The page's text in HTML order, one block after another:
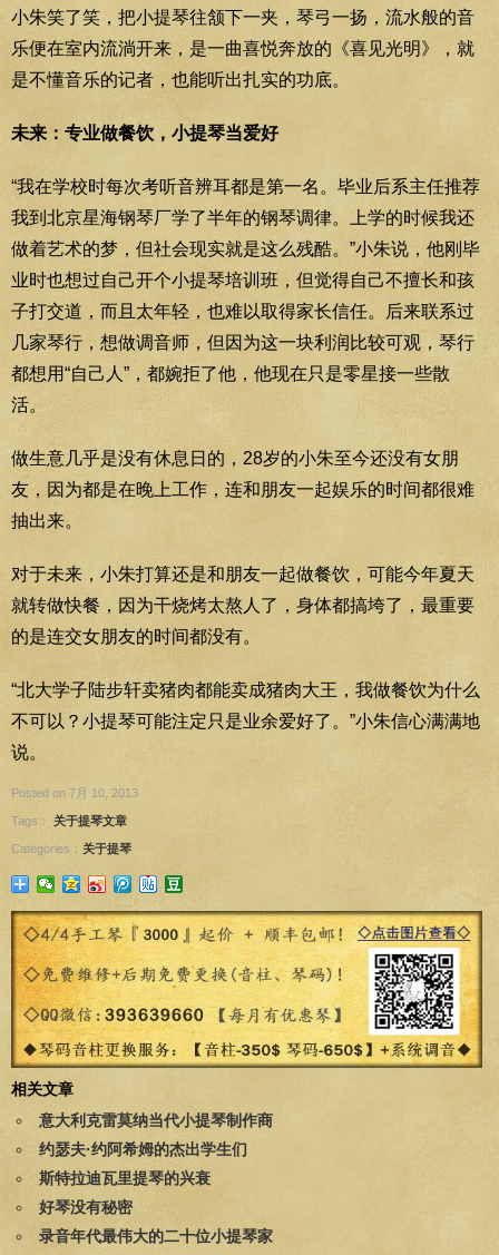
小朱笑了笑，把小提琴往颔下一夹，琴弓一扬，流水般的音
乐便在室内流淌开来，是一曲喜悦奔放的《喜见光明》，就
是不懂音乐的记者，也能听出扎实的功底。
未来：专业做餐饮，小提琴当爱好
“我在学校时每次考听音辨耳都是第一名。毕业后系主任推荐
我到北京星海钢琴厂学了半年的钢琴调律。上学的时候我还
做着艺术的梦，但社会现实就是这么残酷。”小朱说，他刚毕
业时也想过自己开个小提琴培训班，但觉得自己不擅长和孩
子打交道，而且太年轻，也难以取得家长信任。后来联系过
几家琴行，想做调音师，但因为这一块利润比较可观，琴行
都想用“自己人”，都婉拒了他，他现在只是零星接一些散
活。
做生意几乎是没有休息日的，28岁的小朱至今还没有女朋
友，因为都是在晚上工作，连和朋友一起娱乐的时间都很难
抽出来。
对于未来，小朱打算还是和朋友一起做餐饮，可能今年夏天
就转做快餐，因为干烧烤太熬人了，身体都搞垮了，最重要
的是连交女朋友的时间都没有。
“北大学子陆步轩卖猪肉都能卖成猪肉大王，我做餐饮为什么
不可以？小提琴可能注定只是业余爱好了。”小朱信心满满地
说。
Posted on 7月 10, 2013
Tags： 关于提琴文章
Categories： 关于提琴
相关文章
意大利克雷莫纳当代小提琴制作商
约瑟夫·约阿希姆的杰出学生们
斯特拉迪瓦里提琴的兴衰
好琴没有秘密
录音年代最伟大的二十位小提琴家